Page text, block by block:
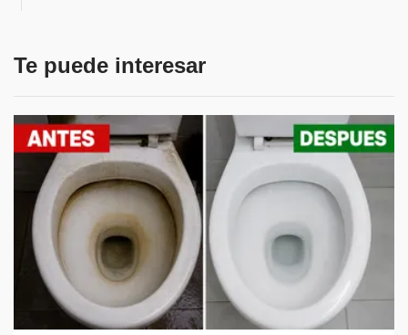
Te puede interesar